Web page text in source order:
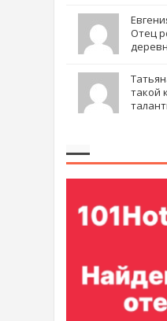
Отец
такой